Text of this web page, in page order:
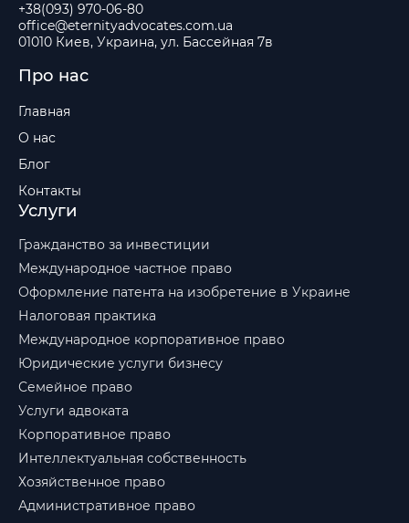
+38(093) 970-06-80
office@eternityadvocates.com.ua
01010 Киев, Украина, ул. Бассейная 7в
Про нас
Главная
О нас
Блог
Контакты
Услуги
Гражданство за инвестиции
Международное частное право
Оформление патента на изобретение в Украине
Налоговая практика
Международное корпоративное право
Юридические услуги бизнесу
Семейное право
Услуги адвоката
Корпоративное право
Интеллектуальная собственность
Хозяйственное право
Административное право